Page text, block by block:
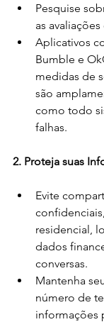
Pesquise
as
Aplicativos
Bumble e
medidas de
são
como todo
falhas.
2. Proteja suas
Evite
residencial,
dados
conversas.
Mantenha
número de
informações